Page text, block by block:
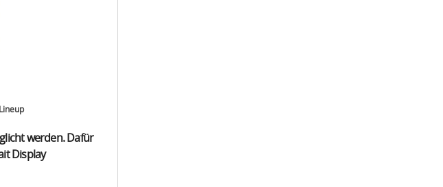
werden. Dafür
Display